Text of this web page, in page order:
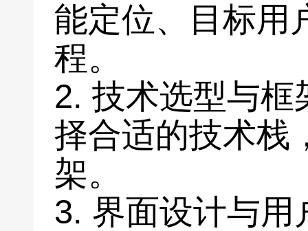
能定位、目标用
程。
2. 技术选型与框
择合适的技术栈
架。
3. 界面设计与用